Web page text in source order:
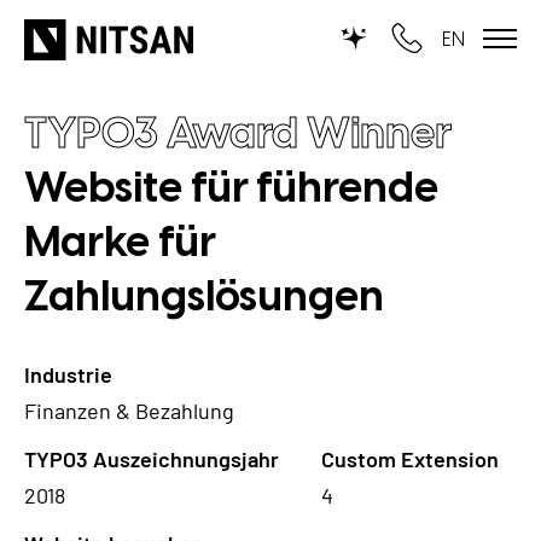
EN
WIR MACHEN TYPO3...
für KMU
für Outsourcing
für öffentliche Einrichtungen
LEISTUNGEN
TYPO3 KI
TYPO3 Entwicklung
UNSERE PREISE
TYPO3 Award Winner
Website für führende
Marke für
Zahlungslösungen
Industrie
Finanzen & Bezahlung
TYPO3 Auszeichnungsjahr
2018
Custom Extension
4